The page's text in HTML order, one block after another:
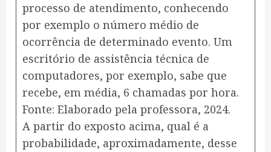
processo de atendimento, conhecendo
por exemplo o número médio de
ocorrência de determinado evento. Um
escritório de assistência técnica de
computadores, por exemplo, sabe que
recebe, em média, 6 chamadas por hora.
Fonte: Elaborado pela professora, 2024.
A partir do exposto acima, qual é a
probabilidade, aproximadamente, desse